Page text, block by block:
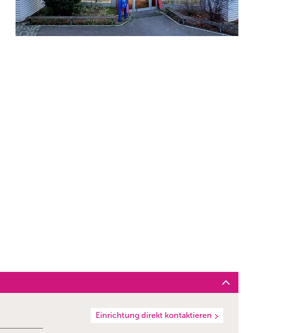
Einrichtung direkt kontaktieren